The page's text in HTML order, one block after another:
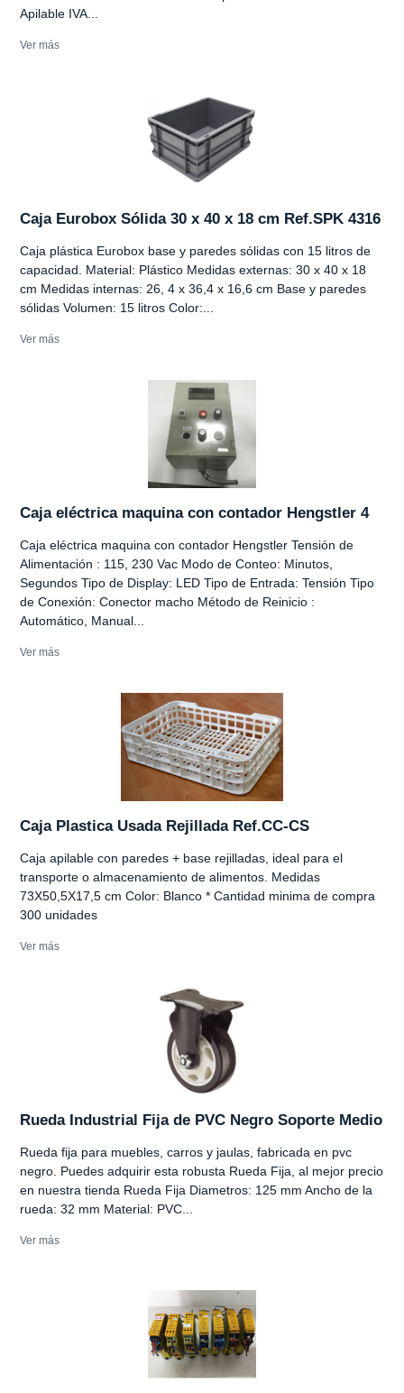
Apilable IVA...
Ver más
Caja Eurobox Sólida 30 x 40 x 18 cm Ref.SPK 4316
Caja plástica Eurobox base y paredes sólidas con 15 litros de
capacidad. Material: Plástico Medidas externas: 30 x 40 x 18
cm Medidas internas: 26, 4 x 36,4 x 16,6 cm Base y paredes
sólidas Volumen: 15 litros Color:...
Ver más
Caja eléctrica maquina con contador Hengstler 4
Caja eléctrica maquina con contador Hengstler Tensión de
Alimentación : 115, 230 Vac Modo de Conteo: Minutos,
Segundos Tipo de Display: LED Tipo de Entrada: Tensión Tipo
de Conexión: Conector macho Método de Reinicio :
Automático, Manual...
Ver más
Caja Plastica Usada Rejillada Ref.CC-CS
Caja apilable con paredes + base rejilladas, ideal para el
transporte o almacenamiento de alimentos. Medidas
73X50,5X17,5 cm Color: Blanco * Cantidad minima de compra
300 unidades
Ver más
Rueda Industrial Fija de PVC Negro Soporte Medio
Rueda fija para muebles, carros y jaulas, fabricada en pvc
negro. Puedes adquirir esta robusta Rueda Fija, al mejor precio
en nuestra tienda Rueda Fija Diametros: 125 mm Ancho de la
rueda: 32 mm Material: PVC...
Ver más